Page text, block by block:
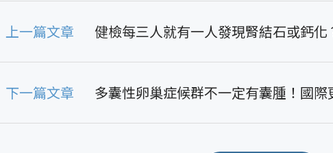
上一篇文章 健檢每三人就有一人發現腎結石或鈣
下一篇文章 多囊性卵巢症候群不一定有囊腫！國